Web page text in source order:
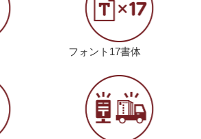
フォント17書体